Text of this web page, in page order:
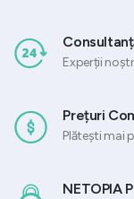
Experții
Prețuri
Plătești mai
NETOPIA